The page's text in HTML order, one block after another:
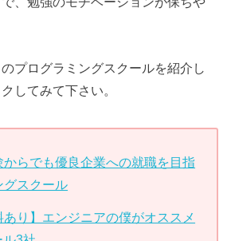
プログラミングスクールを紹介し
してみて下さい。
からでも優良企業への就職を目指
グスクール
あり】エンジニアの僕がオススメ